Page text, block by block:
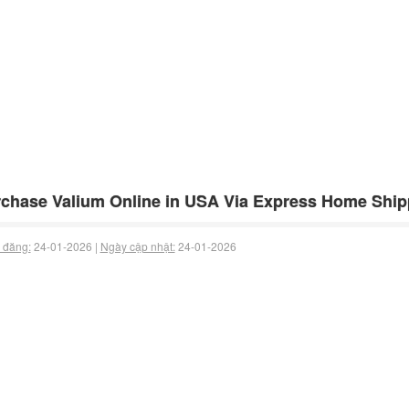
Valium Online in USA Via Express Home
24-01-2026 | Ngày cập nhật:24-01-2026